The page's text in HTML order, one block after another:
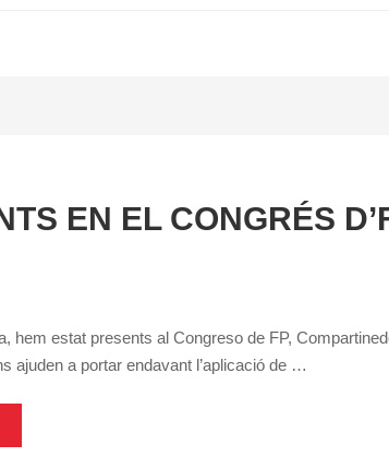
EN EL CONGRÉS
hem estat presents al Congreso de FP,
ajuden a portar endavant l’aplicació de …